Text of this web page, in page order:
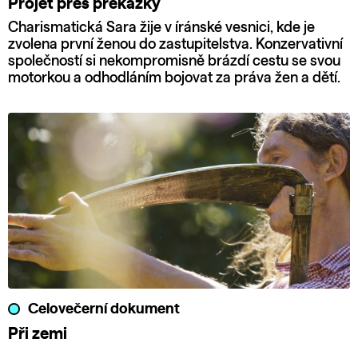
Projet přes překážky
Charismatická Sara žije v íránské vesnici, kde je
zvolena první ženou do zastupitelstva. Konzervativní
společností si nekompromisně brázdí cestu se svou
motorkou a odhodláním bojovat za práva žen a dětí.
Celovečerní dokument
Při zemi